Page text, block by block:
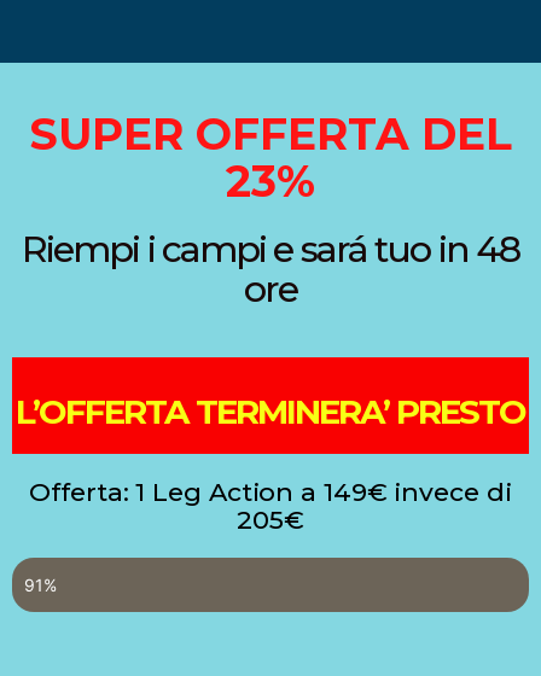
SUPER OFFERTA DEL
23%
Riempi i campi e sará tuo in 48
ore
L’OFFERTA TERMINERA’ PRESTO
Offerta: 1 Leg Action a 149€ invece di
205€
Esaurimento scorte in magazzino
91%